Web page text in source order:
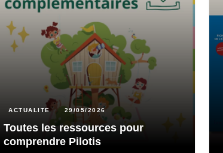
ACTUALITÉ 29/05/2026
Toutes les ressources pour
comprendre Pilotis